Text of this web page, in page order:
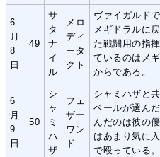
6
月
8
日
49
サ
タ
ナ
イ
ル
メロ
ディ
ータ
クト
ヴァイガルド
メギドラルに
た戦闘用の指
ているのはメ
からである。
6
月
9
日
50
シ
ャ
ミ
ハ
ザ
フェ
ザー
ワン
ド
シャミハザと
ベールが選ん
んだのは彼の
はあまり気に
で殴っている。